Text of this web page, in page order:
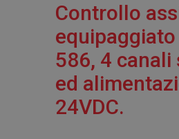
Controllo
equipaggiato
586, 4 canali
ed
24VDC.